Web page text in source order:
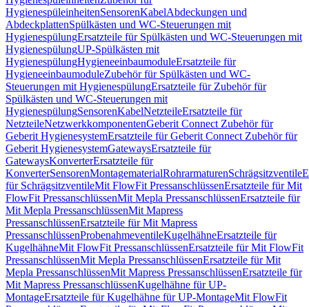
HygienespüleinheitenSensorenKabelAbdeckungen und
AbdeckplattenSpülkästen und WC-Steuerungen mit
HygienespülungErsatzteile für Spülkästen und WC-Steuerungen mit
HygienespülungUP-Spülkästen mit
HygienespülungHygieneeinbaumoduleErsatzteile für
HygieneeinbaumoduleZubehör für Spülkästen und WC-
Steuerungen mit HygienespülungErsatzteile für Zubehör für
Spülkästen und WC-Steuerungen mit
HygienespülungSensorenKabelNetzteileErsatzteile für
NetzteileNetzwerkkomponentenGeberit Connect Zubehör für
Geberit HygienesystemErsatzteile für Geberit Connect Zubehör für
Geberit HygienesystemGatewaysErsatzteile für
GatewaysKonverterErsatzteile für
KonverterSensorenMontagematerialRohrarmaturenSchrägsitzventile
für SchrägsitzventileMit FlowFit PressanschlüssenErsatzteile für Mit
FlowFit PressanschlüssenMit Mepla PressanschlüssenErsatzteile für
Mit Mepla PressanschlüssenMit Mapress
PressanschlüssenErsatzteile für Mit Mapress
PressanschlüssenProbenahmeventileKugelhähneErsatzteile für
KugelhähneMit FlowFit PressanschlüssenErsatzteile für Mit FlowFit
PressanschlüssenMit Mepla PressanschlüssenErsatzteile für Mit
Mepla PressanschlüssenMit Mapress PressanschlüssenErsatzteile für
Mit Mapress PressanschlüssenKugelhähne für UP-
MontageErsatzteile für Kugelhähne für UP-MontageMit FlowFit